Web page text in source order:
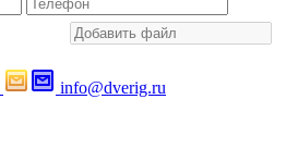
info@dverig.ru